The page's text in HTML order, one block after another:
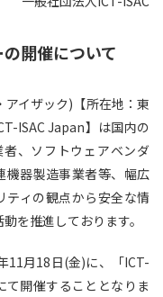
開催について
アイザック)【所在地：東
ISAC Japan】は国内の
、ソフトウェアベンダ
機器製造事業者等、幅広
ティの観点から安全な情
を推進しております。
11月18日(金)に、「ICT-
て開催することとなりま